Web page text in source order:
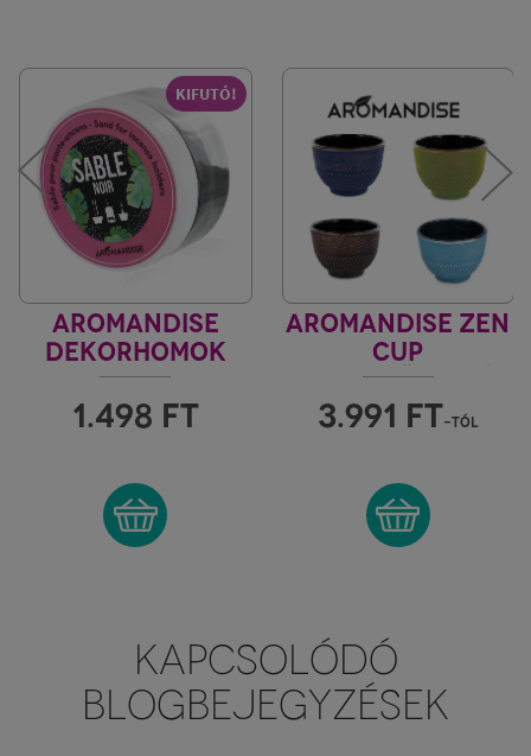
KIFUTÓ!
AROMANDISE
DEKORHOMOK
FEKETE
1.498 FT
AROMANDISE ZEN
CUP
FÜSTÖLŐTARTÓ
"M"
3.991 FT-tól
KAPCSOLÓDÓ
BLOGBEJEGYZÉSEK